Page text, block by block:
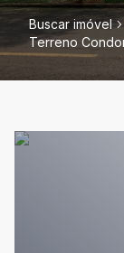
Buscar imóvel
Terreno